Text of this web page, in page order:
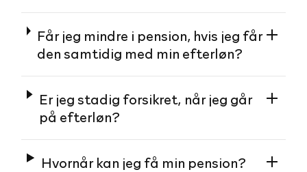
Får jeg mindre i pension, hvis jeg får
den samtidig med min efterløn?
Er jeg stadig forsikret, når jeg går
på efterløn?
Hvornår kan jeg få min pension?